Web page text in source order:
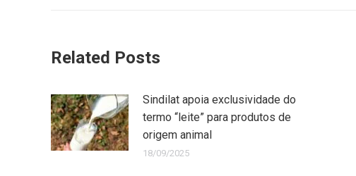
Related Posts
Sindilat apoia exclusividade do
termo “leite” para produtos de
origem animal
18/09/2025